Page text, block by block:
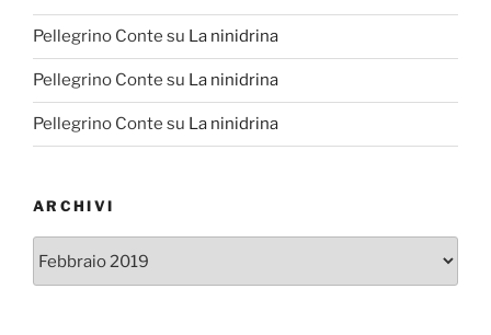
Pellegrino Conte su La ninidrina
Pellegrino Conte su La ninidrina
Pellegrino Conte su La ninidrina
ARCHIVI